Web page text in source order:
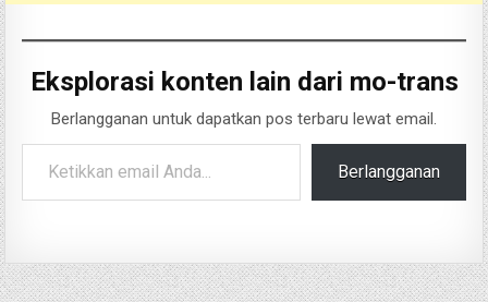
Eksplorasi konten lain dari mo-trans
Berlangganan untuk dapatkan pos terbaru lewat email.
Ketikkan email Anda...
Berlangganan